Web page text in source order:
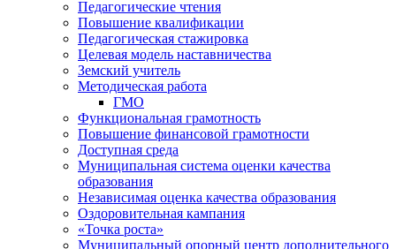
Педагогические чтения
Повышение квалификации
Педагогическая стажировка
Целевая модель наставничества
Земский учитель
Методическая работа
ГМО
Функциональная грамотность
Повышение финансовой грамотности
Доступная среда
Муниципальная система оценки качества
образования
Независимая оценка качества образования
Оздоровительная кампания
«Точка роста»
Муниципальный опорный центр дополнительного